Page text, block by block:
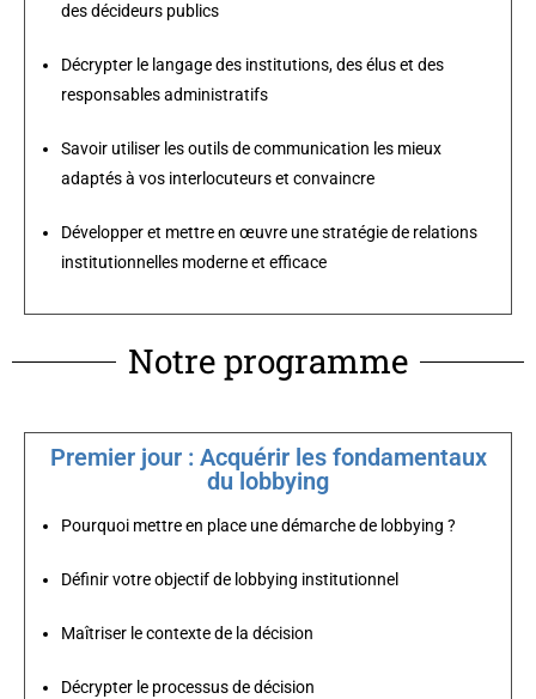
des décideurs publics
Décrypter le langage des institutions, des élus et des
responsables administratifs
Savoir utiliser les outils de communication les mieux
adaptés à vos interlocuteurs et convaincre
Développer et mettre en œuvre une stratégie de relations
institutionnelles moderne et efficace
Notre programme
Premier jour : Acquérir les fondamentaux
du lobbying
Pourquoi mettre en place une démarche de lobbying ?
Définir votre objectif de lobbying institutionnel
Maîtriser le contexte de la décision
Décrypter le processus de décision